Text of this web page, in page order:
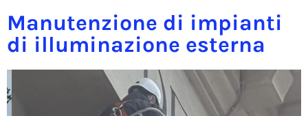
Manutenzione di impianti
di illuminazione esterna